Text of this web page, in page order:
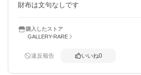
財布は文句なしです
購入したストア
GALLERY-RARE
違反報告 いいね0